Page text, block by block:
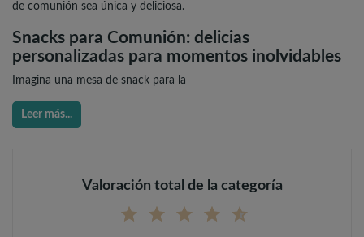
de comunión sea única y deliciosa.
Snacks para Comunión: delicias
personalizadas para momentos inolvidables
Imagina una mesa de snack para la
Leer más...
Valoración total de la categoría